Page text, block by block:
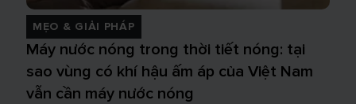
MẸO & GIẢI PHÁP
Máy nước nóng trong thời tiết nóng: tại
sao vùng có khí hậu ấm áp của Việt Nam
vẫn cần máy nước nóng